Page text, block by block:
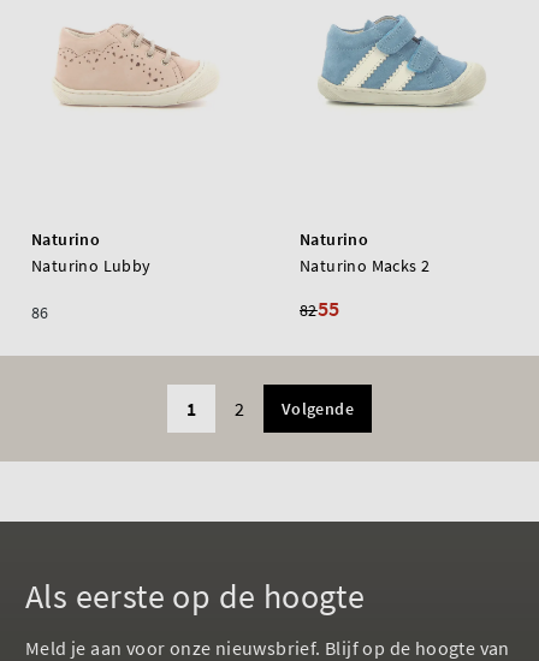
Naturino
Naturino Lubby
86
Naturino
Naturino Macks 2
8255
1 2 Volgende
Als eerste op de hoogte
Meld je aan voor onze nieuwsbrief. Blijf op de hoogte van